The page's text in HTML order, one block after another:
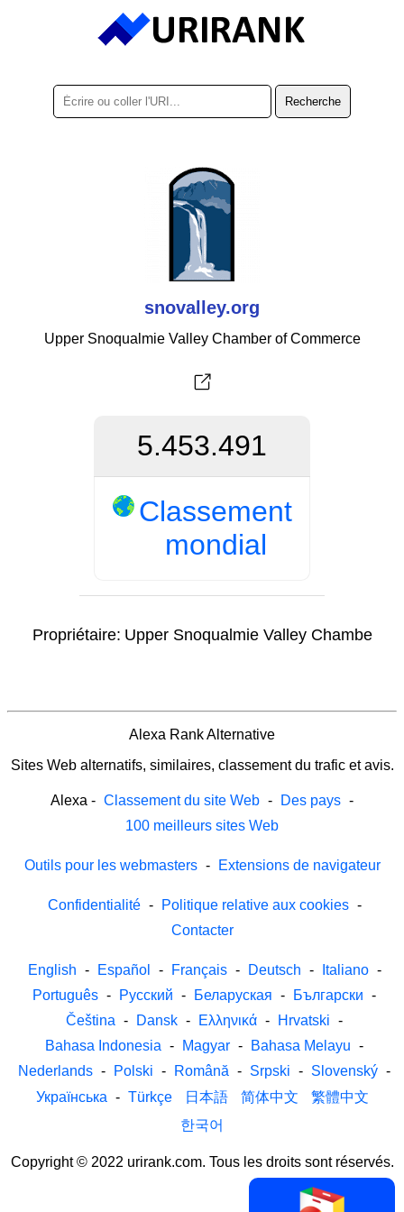
snovalley.org
Upper Snoqualmie Valley Chamber of Commerce
5.453.491
Classement
mondial
Propriétaire: Upper Snoqualmie Valley Chambe
Alexa Rank Alternative
Sites Web alternatifs, similaires, classement du trafic et avis.
Alexa - Classement du site Web - Des pays -
100 meilleurs sites Web
Outils pour les webmasters - Extensions de navigateur
Confidentialité - Politique relative aux cookies -
Contacter
English - Español - Français - Deutsch - Italiano -
Português - Русский - Беларуская - Български -
Čeština - Dansk - Ελληνικά - Hrvatski -
Bahasa Indonesia - Magyar - Bahasa Melayu -
Nederlands - Polski - Română - Srpski - Slovenský -
Українська - Türkçe 日本語 简体中文
繁體中文
한국어
Copyright © 2022 urirank.com. Tous les droits sont réservés.